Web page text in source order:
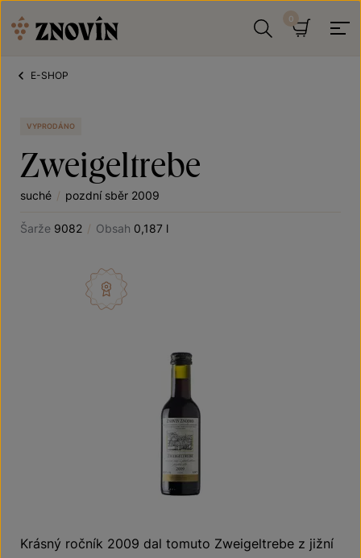
E-SHOP
VYPRODÁNO
Zweigeltrebe
suché / pozdní sběr 2009
Šarže 9082 / Obsah 0,187 l
Krásný ročník 2009 dal tomuto Zweigeltrebe z jižní